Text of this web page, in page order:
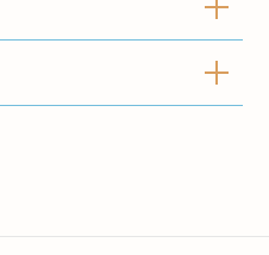
力下降，亦會較容易患
順暢，出發前，應：
和通知最新疫症情
疫注射證明
況例如：哮喘，敏
瞭解目的地的環境、風
以上情況發生的機會。
措施，注意個人、飲食
介紹如何做個健康旅遊
生
然可以出現與外遊有關
後三個月內如有發燒、
生提供曾到過的旅遊
/霍亂/傷寒